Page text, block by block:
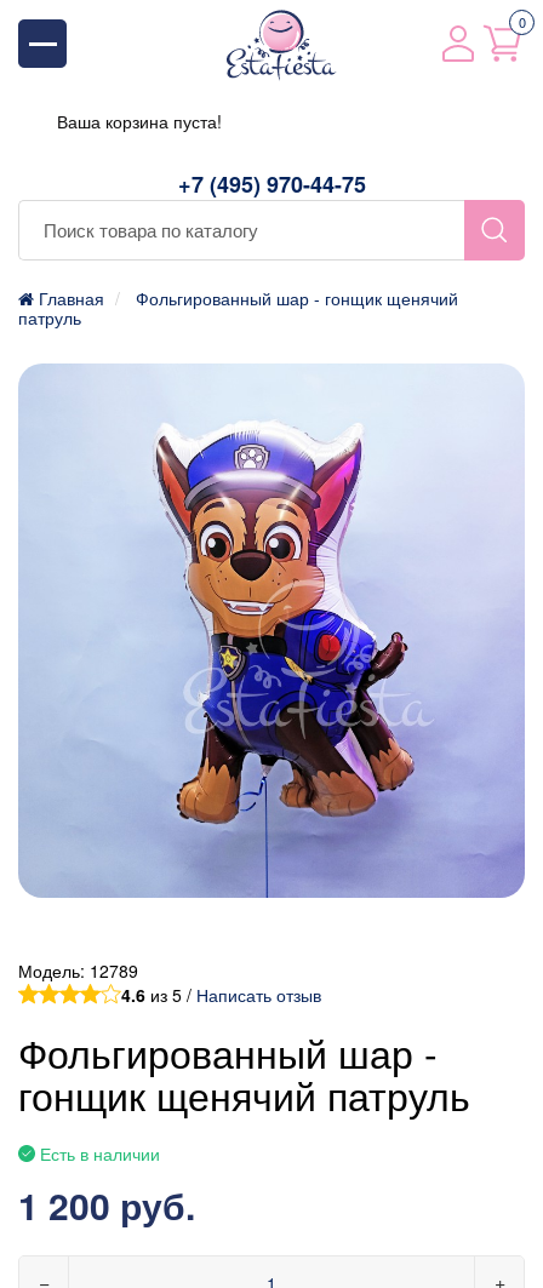
+7 (495) 970-44-75
0
Ваша корзина пуста!
Главная
Фольгированный шар - гонщик щенячий
патруль
Модель: 12789
4.6 из 5 / Написать отзыв
Фольгированный шар -
гонщик щенячий патруль
Есть в наличии
1 200 руб.